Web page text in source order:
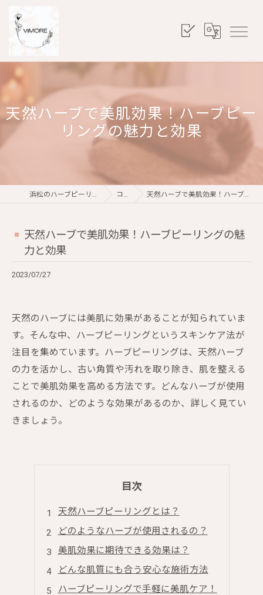
天然ハーブで美肌効果！ハーブピー
リングの魅力と効果
浜松のハーブピーリングならViMORE コラム 天然ハーブで美肌効果！ハーブピーリングの魅力と効果
天然ハーブで美肌効果！ハーブピーリングの魅
力と効果
2023/07/27
天然のハーブには美肌に効果があることが知られていま
す。そんな中、ハーブピーリングというスキンケア法が
注目を集めています。ハーブピーリングは、天然ハーブ
の力を活かし、古い角質や汚れを取り除き、肌を整える
ことで美肌効果を高める方法です。どんなハーブが使用
されるのか、どのような効果があるのか、詳しく見てい
きましょう。
目次
天然ハーブピーリングとは？
どのようなハーブが使用されるの？
美肌効果に期待できる効果は？
どんな肌質にも合う安心な施術方法
ハーブピーリングで手軽に美肌ケア！